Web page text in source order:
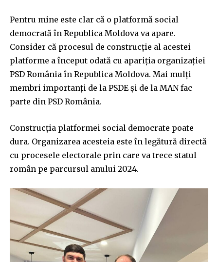
Pentru mine este clar că o platformă social
democrată în Republica Moldova va apare.
Consider că procesul de construcție al acestei
platforme a început odată cu apariția organizației
PSD România în Republica Moldova. Mai mulți
membri importanți de la PSDE și de la MAN fac
parte din PSD România.
Construcția platformei social democrate poate
dura. Organizarea acesteia este în legătură directă
cu procesele electorale prin care va trece statul
român pe parcursul anului 2024.